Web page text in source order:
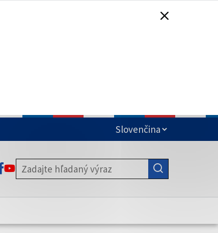
Zabezpečená stránka vždy začína
sídla.
SA OTVORÍ NA NOVEJ KARTE
ODKAZ SA OTVORÍ NA NOVEJ KARTE
ODKAZ SA OTVORÍ NA NOVEJ KARTE